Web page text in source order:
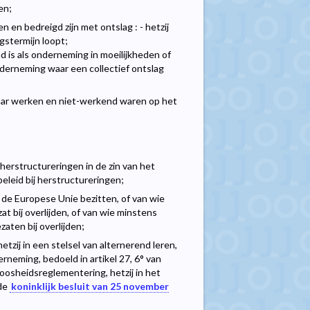
en bedreigd zijn met ontslag : - hetzij
loopt;
is als onderneming in moeilijkheden of
waar een collectief ontslag
werken en niet-werkend waren op het
in de zin van het
bij herstructureringen;
Europese Unie bezitten, of van wie
bij overlijden, of van wie minstens
bij overlijden;
in een stelsel van alternerend leren,
bedoeld in artikel 27, 6° van
hetzij in het
koninklijk besluit van 25 november